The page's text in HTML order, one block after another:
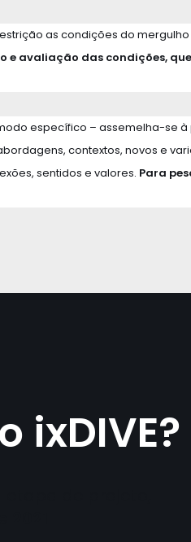
as condições do
e avaliação das condições,
específico – assemelha-se
contextos, novos e
sentidos e valores. Para
ixDIVE?